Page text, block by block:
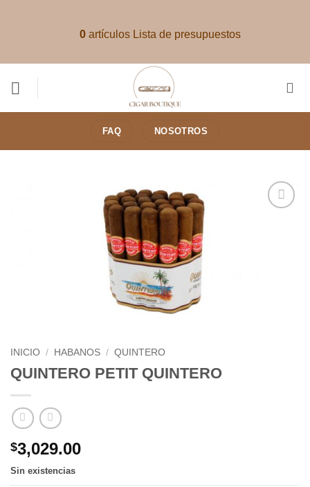
0artículos Lista de presupuestos
FAQ NOSOTROS
INICIO / HABANOS / QUINTERO
QUINTERO PETIT QUINTERO
$3,029.00
Sin existencias